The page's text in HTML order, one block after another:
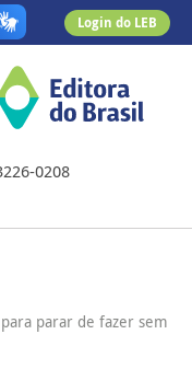
Login do LEB
0208
parar de fazer sem